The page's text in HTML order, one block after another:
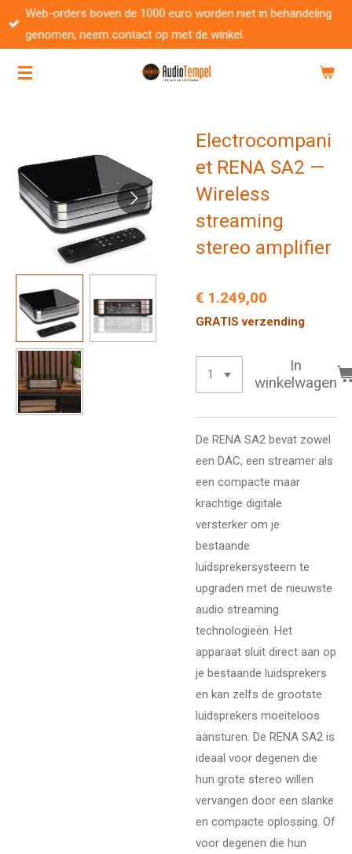
Ga
direct
de
Web-orders boven de 1000 euro worden niet in behandeling
genomen, neem contact op met de winkel.
Electrocompani
et RENA SA2 —
Wireless
streaming
stereo amplifier
€ 1.249,00
GRATIS verzending
In
winkelwagen
De RENA SA2 bevat zowel
een DAC, een streamer als
een compacte maar
krachtige digitale
versterker om je
bestaande
luidsprekersysteem te
upgraden met de nieuwste
audio streaming
technologieën. Het
apparaat sluit direct aan op
je bestaande luidsprekers
en kan zelfs de grootste
luidsprekers moeiteloos
aansturen. De RENA SA2 is
ideaal voor degenen die
hun grote stereo willen
vervangen door een slanke
en compacte oplossing. Of
voor degenen die hun